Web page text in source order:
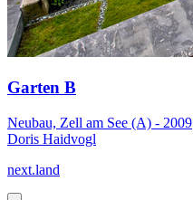
Garten B
Neubau, Zell am See (A) - 2009
Doris Haidvogl
next.land